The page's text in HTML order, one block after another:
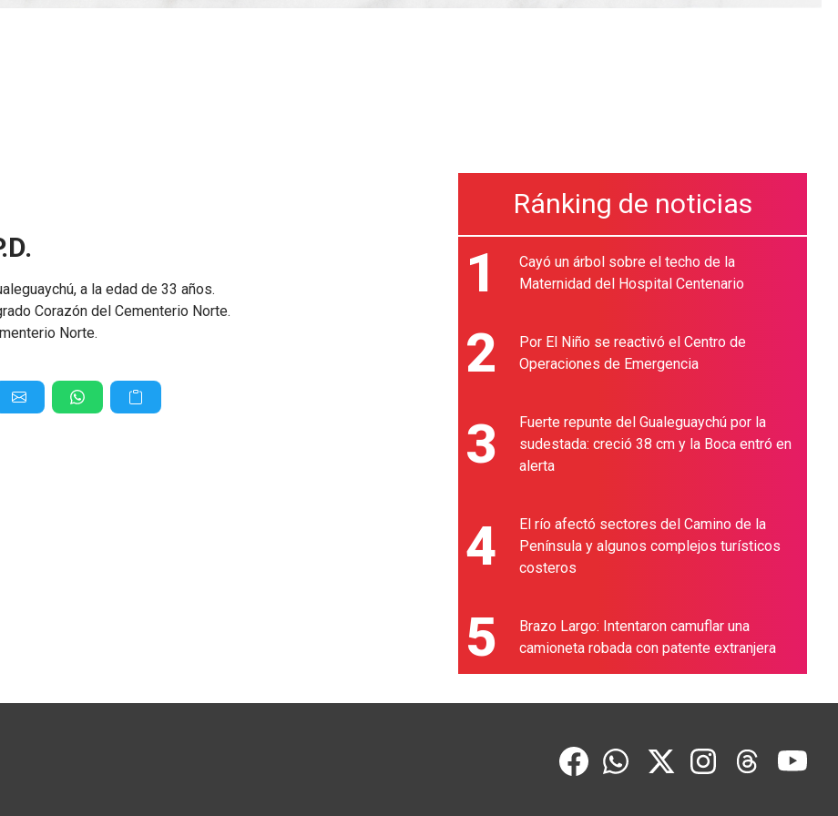
a la edad de 33 años.
Corazón del Cementerio Norte.
Norte.
Ránking de noticias
1
Cayó un árbol sobre el techo de la
Maternidad del Hospital Centenario
2
Por El Niño se reactivó el Centro de
Operaciones de Emergencia
3
Fuerte repunte del Gualeguaychú por la
sudestada: creció 38 cm y la Boca entró en
alerta
4
El río afectó sectores del Camino de la
Península y algunos complejos turísticos
costeros
5
Brazo Largo: Intentaron camuflar una
camioneta robada con patente extranjera